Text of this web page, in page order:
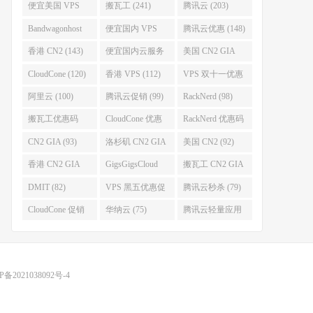
便宜美国 VPS
(255)
搬瓦工 (241) 腾讯云 (203)
Bandwagonhost
(188)
便宜国内 VPS
(167)
腾讯云优惠 (148)
香港 CN2 (143) 便宜国内云服务
器 (128)
美国 CN2 GIA
(123)
CloudCone (120) 香港 VPS (112) VPS 双十一优惠
促销 (106)
阿里云 (100) 腾讯云促销 (99) RackNerd (98)
搬瓦工优惠码
(96)
CloudCone 优惠
码 (96)
RackNerd 优惠码
(94)
CN2 GIA (93) 洛杉矶 CN2 GIA
(93)
美国 CN2 (92)
香港 CN2 GIA
(92)
GigsGigsCloud
(85)
搬瓦工 CN2 GIA
(83)
DMIT (82) VPS 黑五优惠促
销整理 (80)
腾讯云秒杀 (79)
CloudCone 促销 华纳云 (75) 腾讯云轻量应用
备2021038092号-4